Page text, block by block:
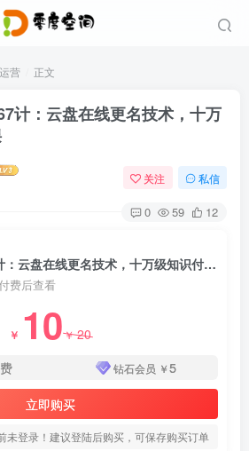
营 正文
计：云盘在线更名技术，十万
关注 私信
0 59 12
千梦网创108计第67计：云盘在线更名技术，十万级知识付费必学课
费后查看
￥ 10￥20
钻石会员 ￥5
立即购买
未登录！建议登陆后购买，可保存购买订单